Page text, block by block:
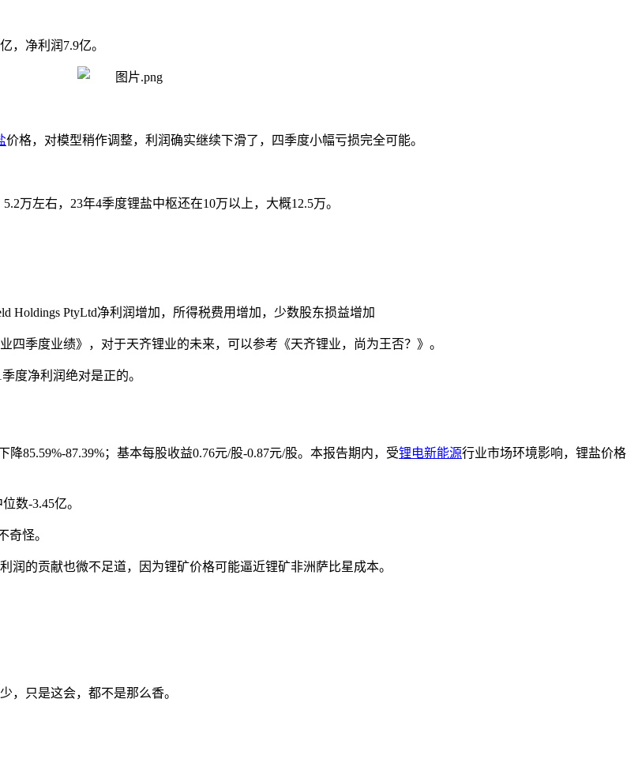
，净利润7.9亿。
价格，对模型稍作调整，利润确实继续下滑了，四季度小幅亏损完全可能。
万左右，23年4季度锂盐中枢还在10万以上，大概12.5万。
Holdings PtyLtd净利润增加，所得税费用增加，少数股东损益增加
季度业绩》，对于天齐锂业的未来，可以参考《天齐锂业，尚为王否？》。
度净利润绝对是正的。
85.59%-87.39%；基本每股收益0.76元/股-0.87元/股。本报告期内，受锂电新能源行业市场环境影响，锂盐价格
数-3.45亿。
奇怪。
润的贡献也微不足道，因为锂矿价格可能逼近锂矿非洲萨比星成本。
，只是这会，都不是那么香。